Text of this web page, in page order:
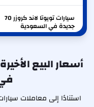
سيارات تويوتا لاند كروزر 70
جديدة في السعودية
السعودية
سيارات تويوتا هايلاندر
أسعار البيع